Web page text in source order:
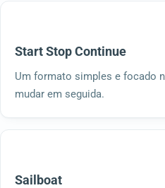
Start Stop Continue
Um formato simples e focado
mudar em seguida.
Sailboat